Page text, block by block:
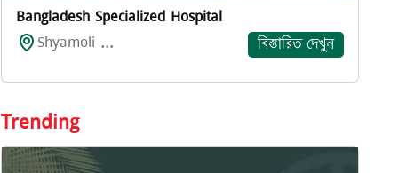
Bangladesh Specialized Hospital
Shyamoli ...
বিস্তারিত দেখুন
Trending